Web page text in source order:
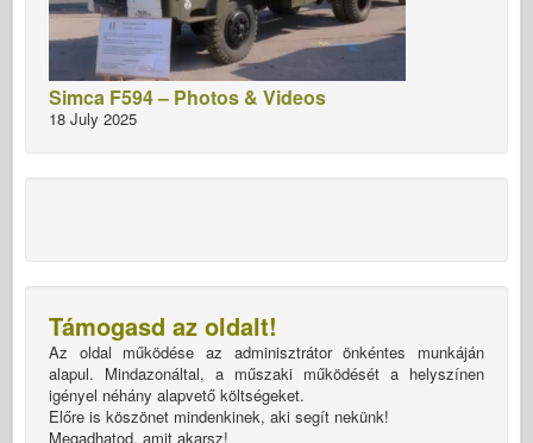
Simca F594 – Photos & Videos
18 July 2025
Támogasd az oldalt!
Az oldal működése az adminisztrátor önkéntes munkáján
alapul. Mindazonáltal, a műszaki működését a helyszínen
igényel néhány alapvető költségeket.
Előre is köszönet mindenkinek, aki segít nekünk!
Megadhatod, amit akarsz!